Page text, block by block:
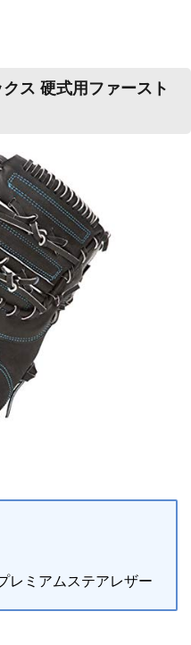
ス 硬式用ファースト
レミアムステアレザー